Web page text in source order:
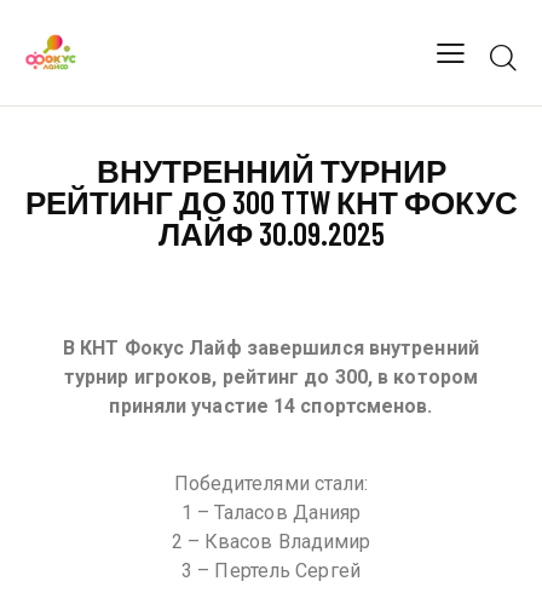
ВНУТРЕННИЙ ТУРНИР
РЕЙТИНГ ДО 300 TTW КНТ ФОКУС
ЛАЙФ 30.09.2025
В КНТ Фокус Лайф завершился внутренний
турнир игроков, рейтинг до 300, в котором
приняли участие 14 спортсменов.
Победителями стали:
1 – Таласов Данияр
2 – Квасов Владимир
3 – Пертель Сергей